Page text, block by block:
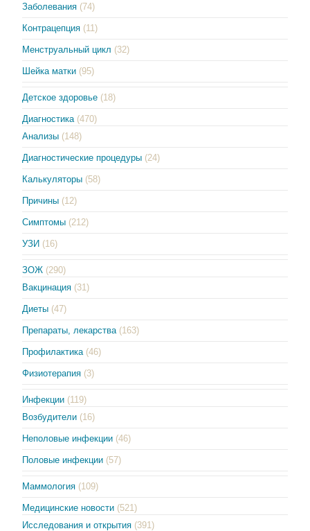
Заболевания (74)
Контрацепция (11)
Менструальный цикл (32)
Шейка матки (95)
Детское здоровье (18)
Диагностика (470)
Анализы (148)
Диагностические процедуры (24)
Калькуляторы (58)
Причины (12)
Симптомы (212)
УЗИ (16)
ЗОЖ (290)
Вакцинация (31)
Диеты (47)
Препараты, лекарства (163)
Профилактика (46)
Физиотерапия (3)
Инфекции (119)
Возбудители (16)
Неполовые инфекции (46)
Половые инфекции (57)
Маммология (109)
Медицинские новости (521)
Исследования и открытия (391)